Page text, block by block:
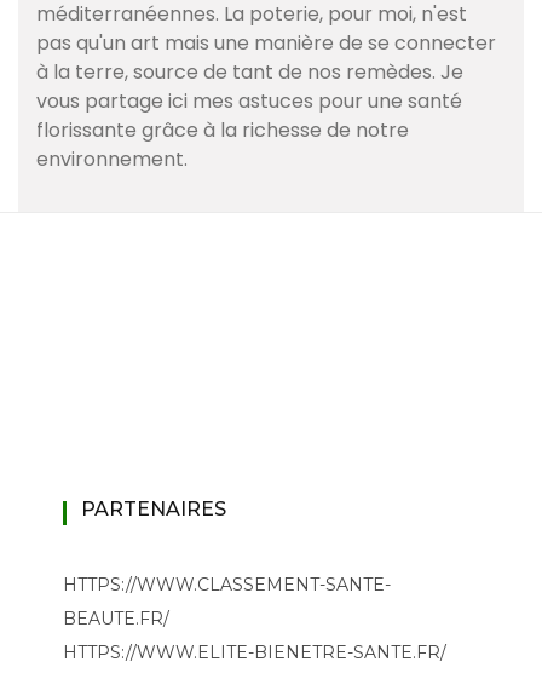
méditerranéennes. La poterie, pour moi, n'est
pas qu'un art mais une manière de se connecter
à la terre, source de tant de nos remèdes. Je
vous partage ici mes astuces pour une santé
florissante grâce à la richesse de notre
environnement.
PARTENAIRES
HTTPS://WWW.CLASSEMENT-SANTE-
BEAUTE.FR/
HTTPS://WWW.ELITE-BIENETRE-SANTE.FR/